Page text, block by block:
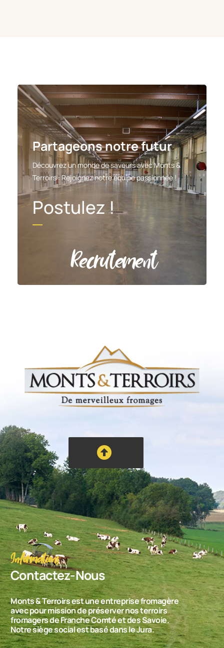
Partageons notre futur
Découvrez un monde de saveurs avec Monts &
Terroirs : Rejoignez notre équipe passionnée !
Postulez !
Recrutement
Informations
Contactez-Nous
Monts & Terroirs est une entreprise fromagère
avec pour mission de préserver nos terroirs
fromagers de Franche Comté et des Savoie.
Notre siège social est basé dans le Jura.